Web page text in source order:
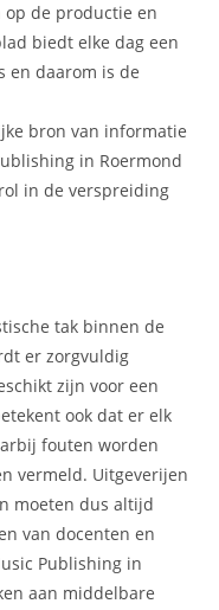
op de productie en
biedt elke dag een
en daarom is de
bron van informatie
in Roermond
in de verspreiding
tak binnen de
er zorgvuldig
zijn voor een
ook dat er elk
fouten worden
vermeld. Uitgeverijen
moeten dus altijd
van docenten en
Publishing in
aan middelbare